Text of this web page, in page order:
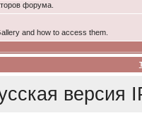
форума.
and how to access them.
версия